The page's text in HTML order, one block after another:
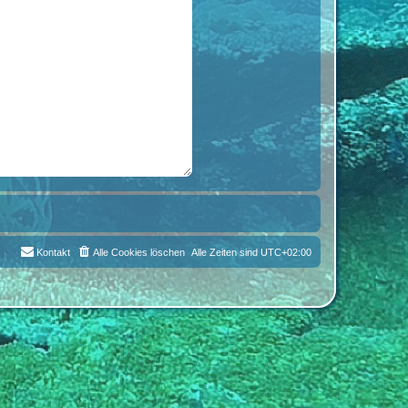
Alle Zeiten sind UTC+02:00
Alle Cookies löschen
Kontakt